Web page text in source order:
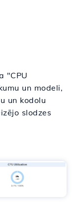
"CPU
un modeli,
un kodolu
slodzes